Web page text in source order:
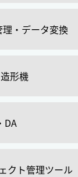
・データ変換
形機
DA
クト管理ツール